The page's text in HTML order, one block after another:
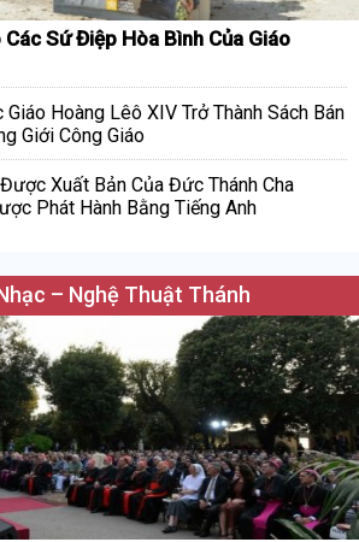
Sứ Điệp Hòa Bình Của Giáo
Hoàng Lêô XIV Trở Thành Sách Bán
Giới Công Giáo
Xuất Bản Của Đức Thánh Cha
Phát Hành Bằng Tiếng Anh
– Nghệ Thuật Thánh